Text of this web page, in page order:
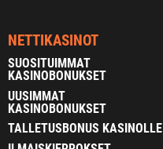
NETTIKASINOT
SUOSITUIMMAT
KASINOBONUKSET
UUSIMMAT
KASINOBONUKSET
TALLETUSBONUS KASINOLLE